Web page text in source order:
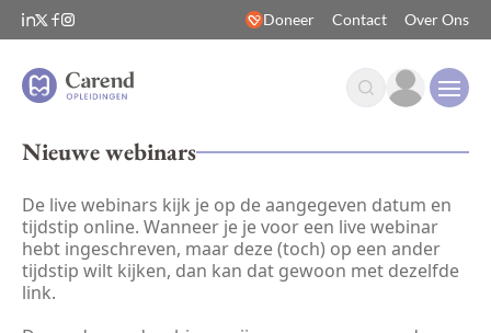
Doneer Contact Over Ons
Nieuwe webinars
De live webinars kijk je op de aangegeven datum en
tijdstip online. Wanneer je je voor een live webinar
hebt ingeschreven, maar deze (toch) op een ander
tijdstip wilt kijken, dan kan dat gewoon met dezelfde
link.